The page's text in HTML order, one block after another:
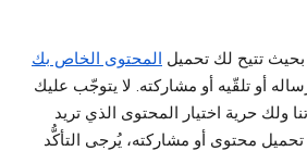
تتيح لك تحميل المحتوى الخاص بك
أو تلقّيه أو مشاركته. لا يتوجّب عليك
ولك حرية اختيار المحتوى الذي تريد
محتوى أو مشاركته، يُرجى التأكُّد